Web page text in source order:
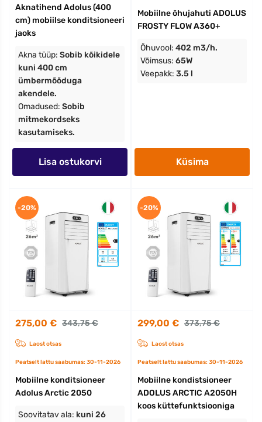
Aknatihend Adolus (400
cm) mobiilse konditsioneeri
jaoks
Akna tüüp: Sobib kõikidele
kuni 400 cm
ümbermõõduga
akendele.
Omadused: Sobib
mitmekordseks
kasutamiseks.
Lisa ostukorvi
Mobiilne õhujahuti ADOLUS
FROSTY FLOW A360+
Õhuvool: 402 m3/h.
Võimsus: 65W
Veepakk: 3.5 l
Küsima
275,00 € 343,75 €
Laost otsas
Peatselt lattu saabumas: 30-11-2026
Mobiilne konditsioneer
Adolus Arctic 2050
Soovitatav ala: kuni 26
-20%
299,00 € 373,75 €
Laost otsas
Peatselt lattu saabumas: 30-11-2026
Mobiilne kondistsioneer
ADOLUS ARCTIC A2050H
koos küttefunktsiooniga
-20%